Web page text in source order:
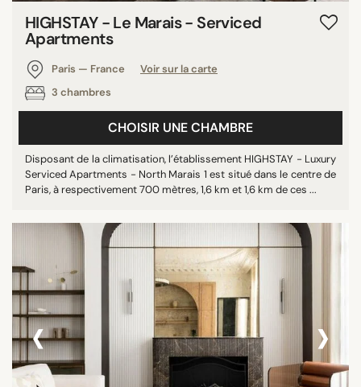
HIGHSTAY - Le Marais - Serviced
Apartments
Paris — France
Voir sur la carte
3 chambres
CHOISIR UNE CHAMBRE
Disposant de la climatisation, l’établissement HIGHSTAY - Luxury
Serviced Apartments - North Marais 1 est situé dans le centre de
Paris, à respectivement 700 mètres, 1,6 km et 1,6 km de ces ...
‹ ›